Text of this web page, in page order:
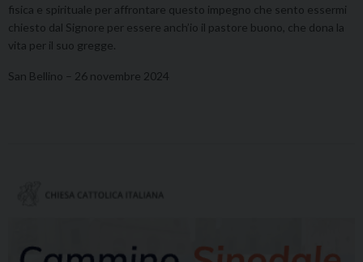
fisica e spirituale per affrontare questo impegno che sento essermi
chiesto dal Signore per essere anch’io il pastore buono, che dona la
vita per il suo gregge.
San Bellino – 26 novembre 2024